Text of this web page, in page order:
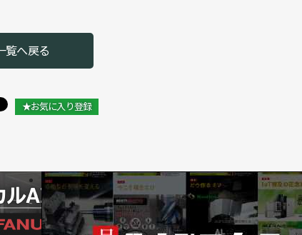
覧へ戻る
★お気に入り登録